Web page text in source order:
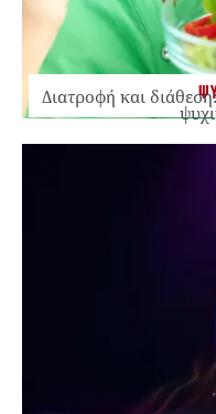
Διατροφή και